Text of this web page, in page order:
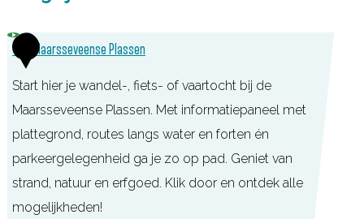
1TOP Maarsseveense Plassen
Start hier je wandel-, fiets- of vaartocht bij de
Maarsseveense Plassen. Met informatiepaneel met
plattegrond, routes langs water en forten én
parkeergelegenheid ga je zo op pad. Geniet van
strand, natuur en erfgoed. Klik door en ontdek alle
mogelijkheden!